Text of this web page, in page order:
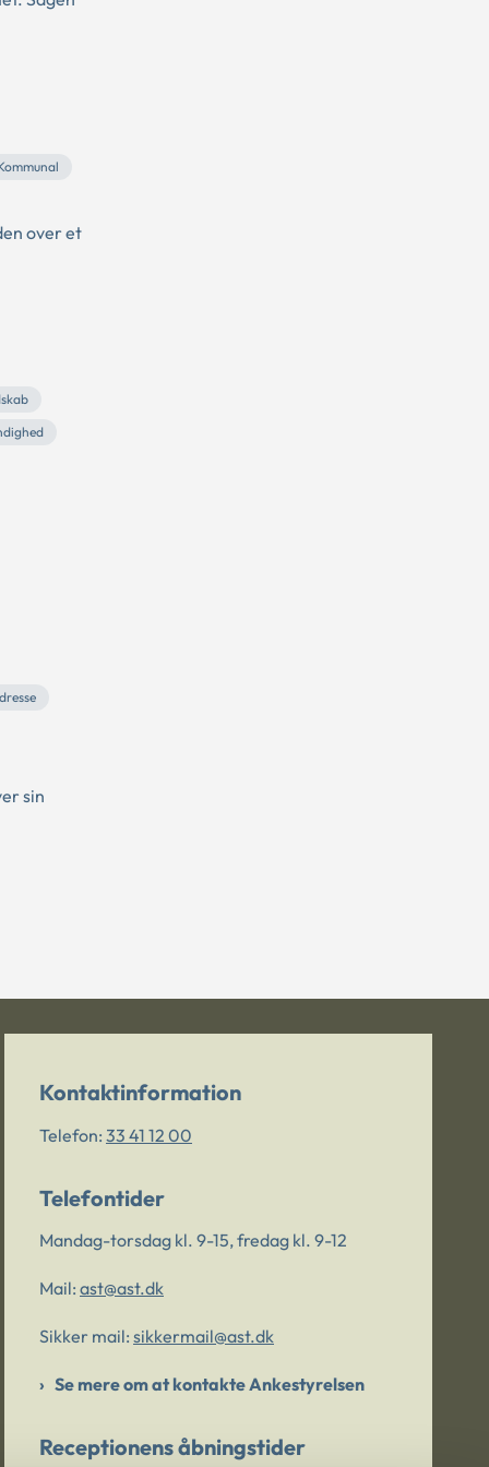
over et
sin
Kontaktinformation
Telefon: 33 41 12 00
Telefontider
Mandag-torsdag kl. 9-15, fredag kl. 9-12
Mail: ast@ast.dk
Sikker mail: sikkermail@ast.dk
Se mere om at kontakte Ankestyrelsen
Receptionens åbningstider